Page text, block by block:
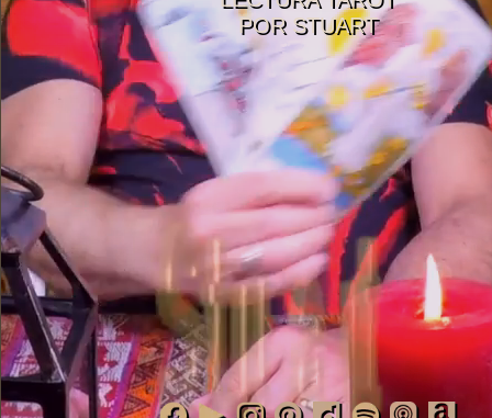
POR STUART